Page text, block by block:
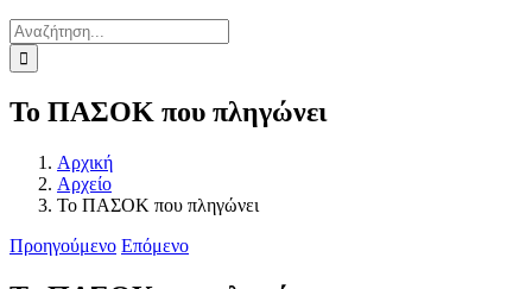
Αναζήτηση
για:
Το ΠΑΣΟΚ που πληγώνει
Αρχική
Αρχείο
Το ΠΑΣΟΚ που πληγώνει
Προηγούμενο Επόμενο